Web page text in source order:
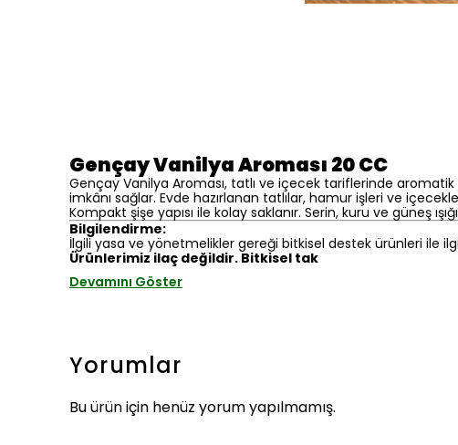
Gençay Vanilya Aroması 20 CC
Gençay Vanilya Aroması, tatlı ve içecek tariflerinde
imkânı sağlar. Evde hazırlanan tatlılar, hamur işleri ve
Kompakt şişe yapısı ile kolay saklanır. Serin, kuru ve güneş
Bilgilendirme:
İlgili yasa ve yönetmelikler gereği bitkisel destek ürünleri ile
Ürünlerimiz ilaç değildir. Bitkisel tak
Devamını Göster
Yorumlar
Bu ürün için henüz yorum yapılmamış.